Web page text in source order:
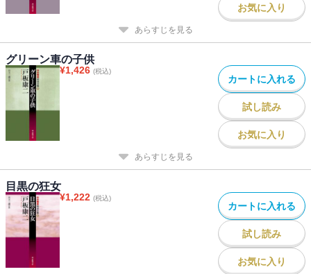
お気に入り
あらすじを見る
グリーン車の子供
¥1,426 (税込)
カートに入れる
試し読み
お気に入り
あらすじを見る
目黒の狂女
¥1,222 (税込)
カートに入れる
試し読み
お気に入り